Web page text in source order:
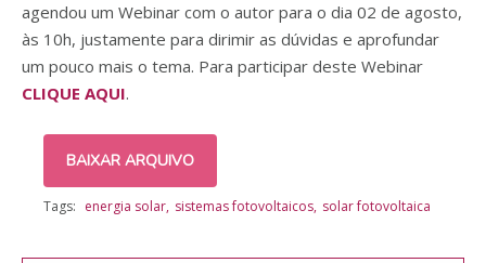
agendou um Webinar com o autor para o dia 02 de agosto,
às 10h, justamente para dirimir as dúvidas e aprofundar
um pouco mais o tema. Para participar deste Webinar
CLIQUE AQUI.
BAIXAR ARQUIVO
Tags: energia solar sistemas fotovoltaicos solar fotovoltaica